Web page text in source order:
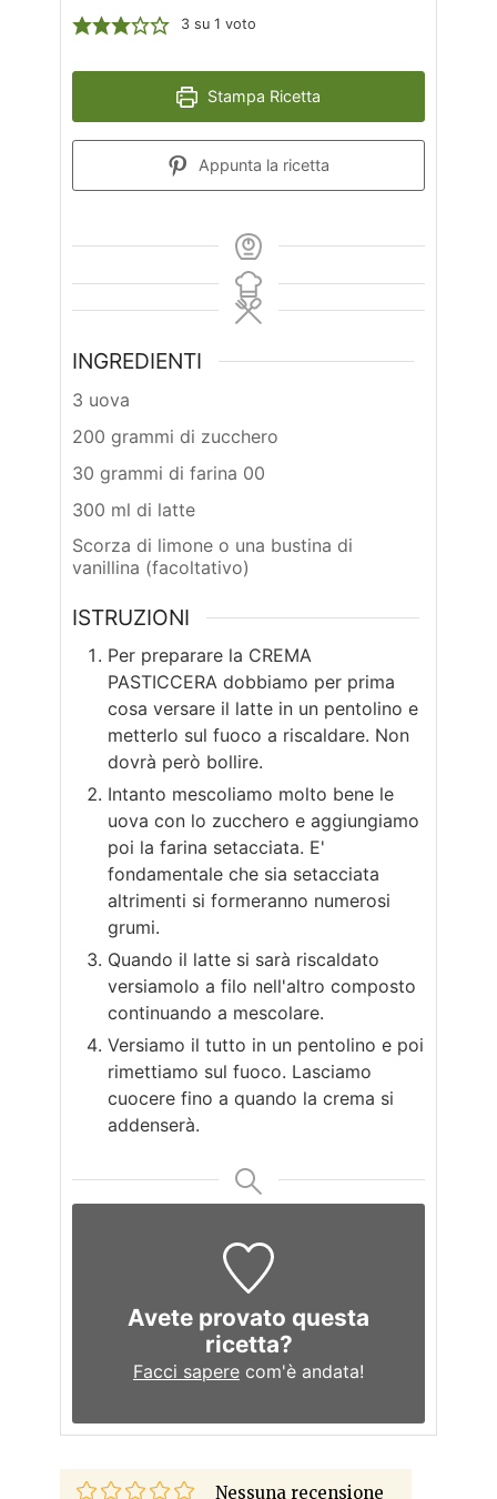
3su 1 voto
Stampa Ricetta
Appunta la ricetta
INGREDIENTI
3 uova
200 grammi di zucchero
30 grammi di farina 00
300 ml di latte
Scorza di limone o una bustina di
vanillina (facoltativo)
ISTRUZIONI
Per preparare la CREMA
PASTICCERA dobbiamo per prima
cosa versare il latte in un pentolino e
metterlo sul fuoco a riscaldare. Non
dovrà però bollire.
Intanto mescoliamo molto bene le
uova con lo zucchero e aggiungiamo
poi la farina setacciata. E'
fondamentale che sia setacciata
altrimenti si formeranno numerosi
grumi.
Quando il latte si sarà riscaldato
versiamolo a filo nell'altro composto
continuando a mescolare.
Versiamo il tutto in un pentolino e poi
rimettiamo sul fuoco. Lasciamo
cuocere fino a quando la crema si
addenserà.
Avete provato questa
ricetta?
Facci sapere com'è andata!
Nessuna recensione